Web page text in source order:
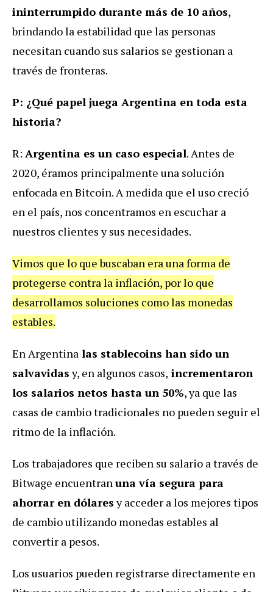
ininterrumpido durante más de 10 años,
brindando la estabilidad que las personas
necesitan cuando sus salarios se gestionan a
través de fronteras.
P: ¿Qué papel juega Argentina en toda esta
historia?
R: Argentina es un caso especial. Antes de
2020, éramos principalmente una solución
enfocada en Bitcoin. A medida que el uso creció
en el país, nos concentramos en escuchar a
nuestros clientes y sus necesidades.
Vimos que lo que buscaban era una forma de
protegerse contra la inflación, por lo que
desarrollamos soluciones como las monedas
estables.
En Argentina las stablecoins han sido un
salvavidasy, en algunos casos, incrementaron
los salarios netos hasta un 50%, ya que las
casas de cambio tradicionales no pueden seguir el
ritmo de la inflación.
Los trabajadores que reciben su salario a través de
Bitwage encuentranuna vía segura para
ahorrar en dólaresy acceder a los mejores tipos
de cambio utilizando monedas estables al
convertir a pesos.
Los usuarios pueden registrarse directamente en